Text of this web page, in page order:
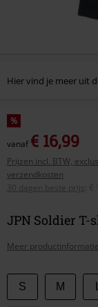
Hier vind je meer uit
%
vanaf€ 16,99
Prijzen incl. BTW,
verzendkosten
30 dagen beste prijs
€
JPN Soldier
Meer productinformatie
Kies
je
S M